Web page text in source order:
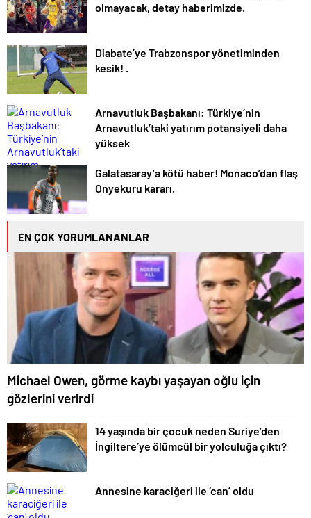
olmayacak, detay haberimizde.
Diabate’ye Trabzonspor yönetiminden
kesik! .
Arnavutluk Başbakanı: Türkiye’nin
Arnavutluk’taki yatırım potansiyeli daha
yüksek
Galatasaray’a kötü haber! Monaco’dan flaş
Onyekuru kararı.
EN ÇOK YORUMLANANLAR
Michael Owen, görme kaybı yaşayan oğlu için
gözlerini verirdi
14 yaşında bir çocuk neden Suriye’den
İngiltere’ye ölümcül bir yolculuğa çıktı?
Annesine karaciğeri ile ‘can’ oldu